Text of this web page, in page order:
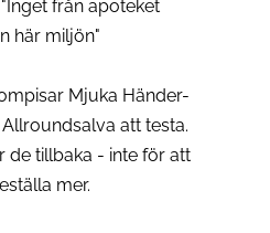
från apoteket
här miljön"
Mjuka Händer-
att testa.
de tillbaka - inte för att
mer.